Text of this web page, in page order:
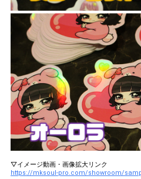
▽イメージ動画・画像拡大リンク
https://mksoul-pro.com/showroom/